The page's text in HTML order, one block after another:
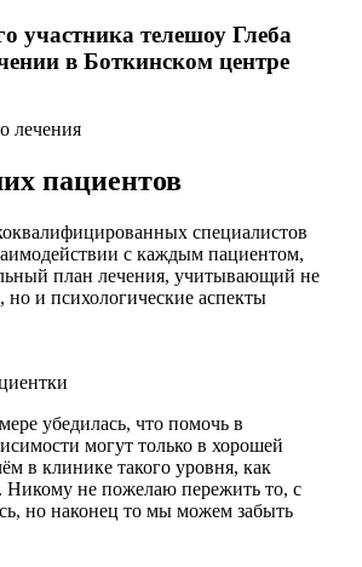
участника телешоу Глеба
в Боткинском центре
лечения
пациентов
специалистов
с каждым пациентом,
план лечения, учитывающий не
но и психологические аспекты
убедилась, что помочь в
могут только в хорошей
в клинике такого уровня, как
Никому не пожелаю пережить то, с
но наконец то мы можем забыть